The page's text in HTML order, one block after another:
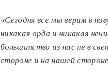
«Сегодня все мы верим в
никакая орда и никакая
большинство из нас не в
стороне и на нашей